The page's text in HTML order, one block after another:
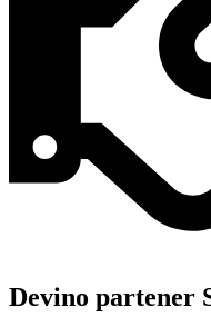
Devino partener